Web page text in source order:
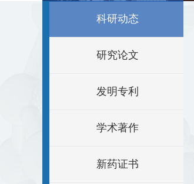
科研动态
研究论文
发明专利
学术著作
新药证书